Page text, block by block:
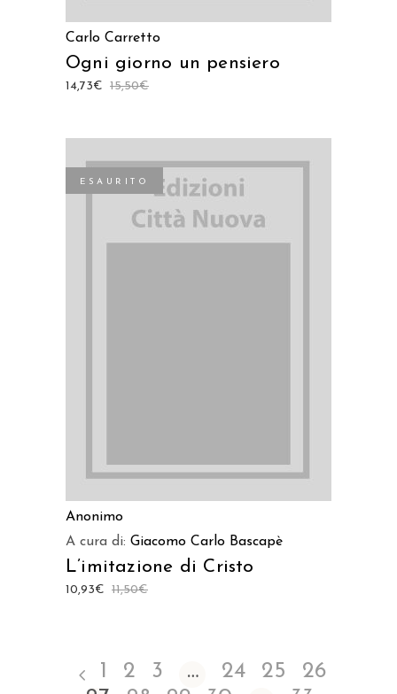
Carlo Carretto
Ogni giorno un pensiero
15,50€
14,73€
ESAURITO
Anonimo
A cura di: Giacomo Carlo Bascapè
L’imitazione di Cristo
11,50€
10,93€
1 2 3 … 24 25
26